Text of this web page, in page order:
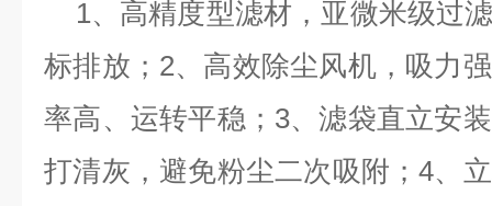
1、高精度型滤材，亚微米级过
标排放；2、高效除尘风机，吸力
率高、运转平稳；3、滤袋直立安
打清灰，避免粉尘二次吸附；4、